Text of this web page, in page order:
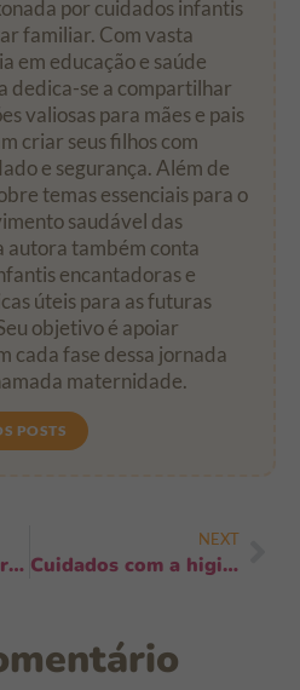
por cuidados infantis
familiar. Com vasta
em educação e saúde
dedica-se a compartilhar
valiosas para mães e pais
criar seus filhos com
e segurança. Além de
temas essenciais para o
saudável das
autora também conta
encantadoras e
úteis para as futuras
objetivo é apoiar
cada fase dessa jornada
maternidade.
POSTS
Diferença entre birra e necessidade emocional: 7 sinais para pais agirem
NEXT
Cuidados com a higiene após contato com animais: guia prático e rápido